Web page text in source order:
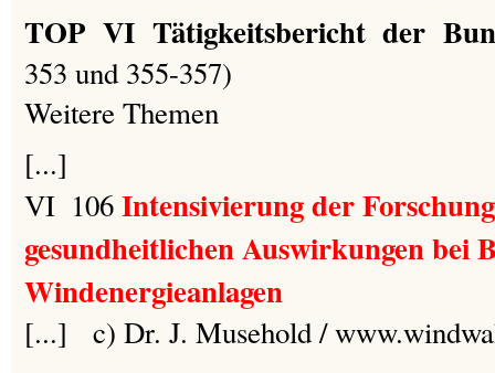
TOP VI Tätigkeitsbericht der
353 und 355-357)
Weitere Themen
[...]
VI ­ 106Intensivierung der
gesundheitlichen Auswirkungen bei
Windenergieanlagen
[...] c) Dr. J. Musehold /